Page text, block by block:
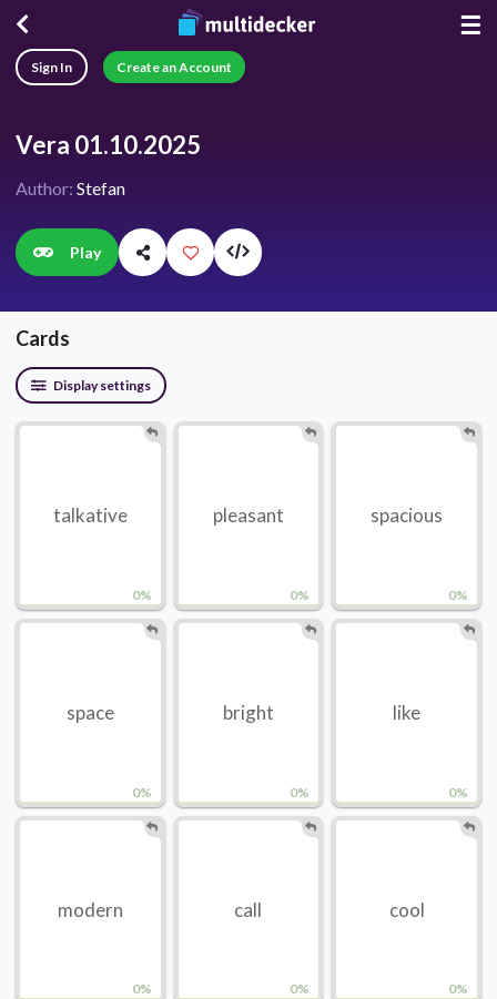
☰
Sign In Create an Account
Vera 01.10.2025
Author: Stefan
Play
Cards
Display settings
0%
talkative
0%
pleasant
0%
spacious
0%
space
0%
bright
0%
like
0%
modern
0%
call
0%
cool